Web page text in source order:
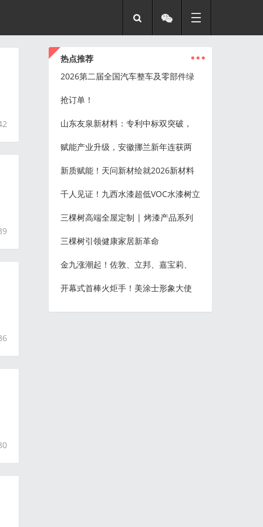
热点推荐 ...
2026第二届全国汽车整车及零部件绿
抢订单！
山东友泉新材料：专利中标双突破，
赋能产业升级，安徽挪兰新年连获两
新质赋能！天问新材绘就2026新材料
千人见证！九西水漆超低VOC水漆树立
三棵树高端全屋定制 | 烤漆产品系列
三棵树引领健康家居新革命
金九涨潮起！佐敦、立邦、嘉宝莉、
开幕式首棒火炬手！美涂士形象大使